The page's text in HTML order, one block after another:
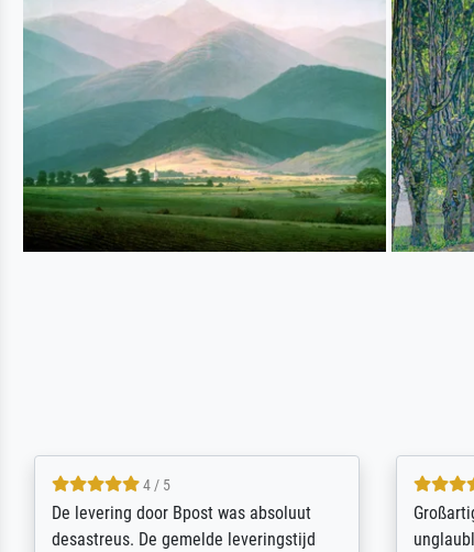
5 / 5
Sehr gute Qualität des Leinwanddrucks
und des Rahmens! Unser Bild wurde
Für ein